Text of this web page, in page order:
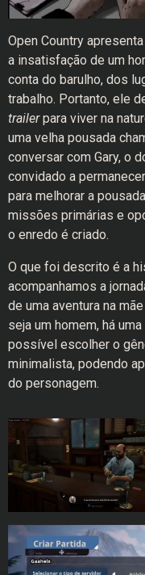
Open Country
a insatisfação de um
conta do barulho, dos
trabalho. Portanto, ele
trailerpara viver na
uma velha pousada
conversar com Gary, o
convidado a
para melhorar a
missões primárias e
o enredo é criado.
O que foi descrito é a
acompanhamos a
de uma aventura na
seja um homem, há
possível escolher o
minimalista, podendo
do personagem.